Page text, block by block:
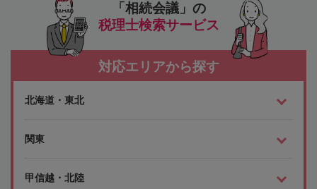
「相続会議」の
税理士検索サービス
対応エリアから探す
北海道・東北
関東
甲信越・北陸